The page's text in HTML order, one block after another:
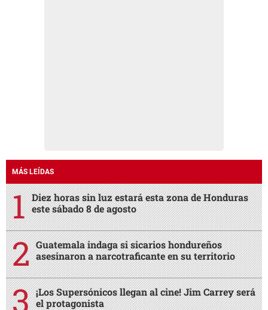
MÁS LEÍDAS
Diez horas sin luz estará esta zona de Honduras
este sábado 8 de agosto
Guatemala indaga si sicarios hondureños
asesinaron a narcotraficante en su territorio
¡Los Supersónicos llegan al cine! Jim Carrey será
el protagonista